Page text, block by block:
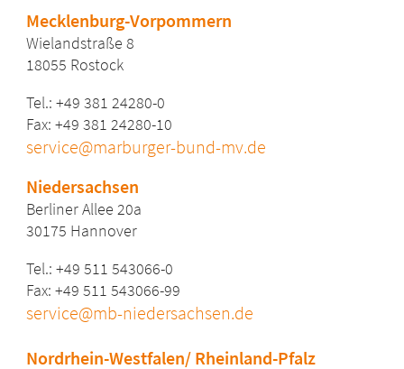
Mecklenburg-Vorpommern
Wielandstraße 8
18055 Rostock
Tel.: +49 381 24280-0
Fax: +49 381 24280-10
service@marburger-bund-mv.de
Niedersachsen
Berliner Allee 20a
30175 Hannover
Tel.: +49 511 543066-0
Fax: +49 511 543066-99
service@mb-niedersachsen.de
Nordrhein-Westfalen/ Rheinland-Pfalz